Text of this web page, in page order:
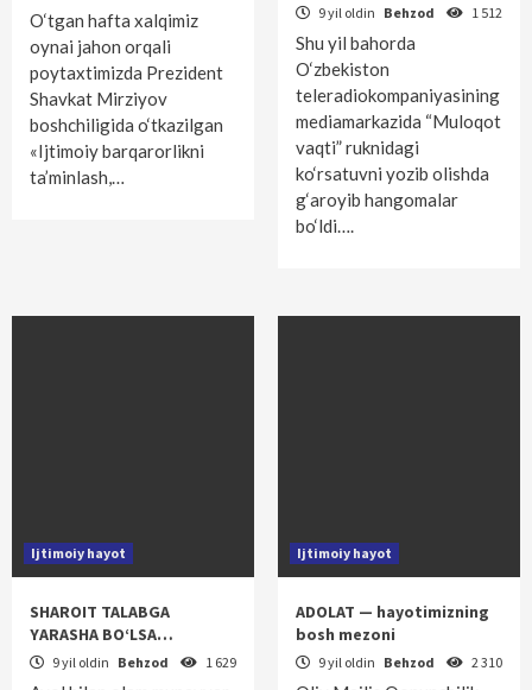
O‘tgan hafta xalqimiz
oynai jahon orqali
poytaxtimizda Prezident
Shavkat Mirziyov
boshchiligida o‘tkazilgan
«Ijtimoiy barqarorlikni
ta’minlash,…
9 yil oldin Behzod 1 512
Shu yil bahorda
O‘zbekiston
teleradiokompaniyasining
mediamarkazida “Muloqot
vaqti” ruknidagi
ko‘rsatuvni yozib olishda
g‘aroyib hangomalar
bo‘ldi….
Ijtimoiy hayot
SHAROIT TALABGA
YARASHA BO‘LSA…
9 yil oldin Behzod 1 629
Ijtimoiy hayot
ADOLAT — hayotimizning
bosh mezoni
9 yil oldin Behzod 2 310